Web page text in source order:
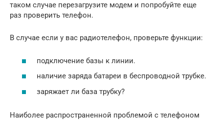
таком случае перезагрузите модем и попробуйте еще
раз проверить телефон.
В случае если у вас радиотелефон, проверьте функции:
подключение базы к линии.
наличие заряда батареи в беспроводной трубке.
заряжает ли база трубку?
Наиболее распространенной проблемой с телефоном